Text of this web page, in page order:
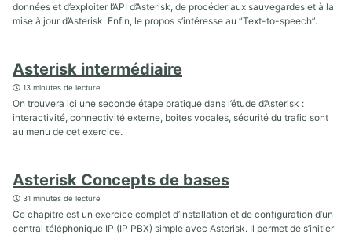
données et d’exploiter l’API d’Asterisk, de procéder aux sauvegardes et à la
mise à jour d’Asterisk. Enfin, le propos s’intéresse au “Text-to-speech”.
Asterisk intermédiaire
13 minutes de lecture
On trouvera ici une seconde étape pratique dans l’étude d’Asterisk :
interactivité, connectivité externe, boites vocales, sécurité du trafic sont
au menu de cet exercice.
Asterisk Concepts de bases
31 minutes de lecture
Ce chapitre est un exercice complet d’installation et de configuration d’un
central téléphonique IP (IP PBX) simple avec Asterisk. Il permet de s’initier